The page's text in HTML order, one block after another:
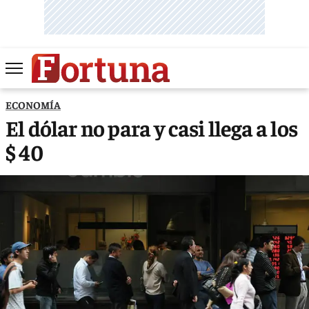
ECONOMÍA
El dólar no para y casi llega a los
$ 40